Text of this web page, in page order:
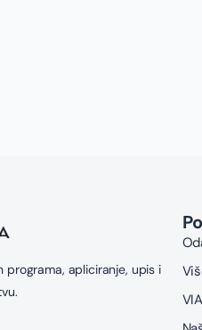
programa, apliciranje, upis i